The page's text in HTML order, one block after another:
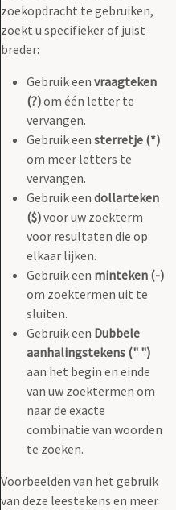
zoekopdracht te gebruiken,
zoekt u specifieker of juist
breder:
Gebruik een vraagteken
(?)om één letter te
vervangen.
Gebruik een sterretje (*)
om meer letters te
vervangen.
Gebruik een dollarteken
($)voor uw zoekterm
voor resultaten die op
elkaar lijken.
Gebruik een minteken (-)
om zoektermen uit te
sluiten.
Gebruik een Dubbele
aanhalingstekens (" ")
aan het begin en einde
van uw zoektermen om
naar de exacte
combinatie van woorden
te zoeken.
Voorbeelden van het gebruik
van deze leestekens en meer